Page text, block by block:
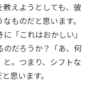
教えようとしても、彼
ものだと思います。
「これはおかしい」
のだろうか？「あ、何
。つまり、シフトな
思います。